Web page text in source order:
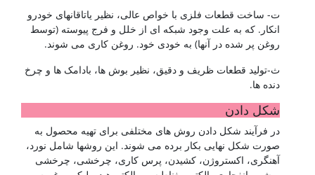
ت- ساخت قطعات فلزی با خواص عالی، نظیر یاتاقانهای خودرو
انکار. که به علت وجود شبکه ای از خلل و فرج پیوسته (توسط
روغن پر شده در آنها) به خودی خود. روغن کاری می شوند.
ث-تولید قطعات ظریف و دقیق، نظیر بوش ها، بادامک ها و چرخ
دنده ها.
شکل دادن
در فرآیند شکل دادن روش های مختلفی برای تهیه محصول به
صورت شکل نهایی بکار برده می شوند. این روشها شامل نورد،
آهنگری، اکستروژن، کشیدن، پرس کاری، چرخشی، چرخشی